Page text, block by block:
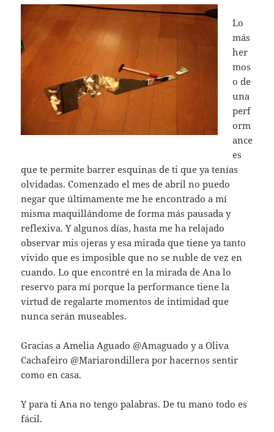
Lo
más
her
mos
o de
una
perf
orm
ance
es
que te permite barrer esquinas de ti que ya tenías
olvidadas. Comenzado el mes de abril no puedo
negar que últimamente me he encontrado a mí
misma maquillándome de forma más pausada y
reflexiva. Y algunos días, hasta me ha relajado
observar mis ojeras y esa mirada que tiene ya tanto
vivido que es imposible que no se nuble de vez en
cuando. Lo que encontré en la mirada de Ana lo
reservo para mí porque la performance tiene la
virtud de regalarte momentos de intimidad que
nunca serán museables.
Gracias a Amelia Aguado @Amaguado y a Oliva
Cachafeiro @Mariarondillera por hacernos sentir
como en casa.
Y para ti Ana no tengo palabras. De tu mano todo es
fácil.